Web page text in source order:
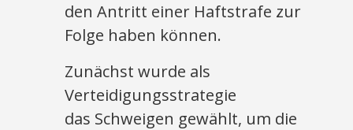
den Antritt einer Haftstrafe zur
Folge haben können.
Zunächst wurde als
Verteidigungsstrategie
das Schweigen gewählt, um die